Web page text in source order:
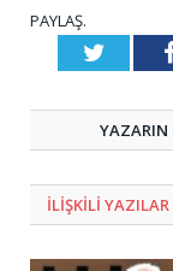
PAYLAŞ.
YAZARIN
ILIŞKILI YAZILAR